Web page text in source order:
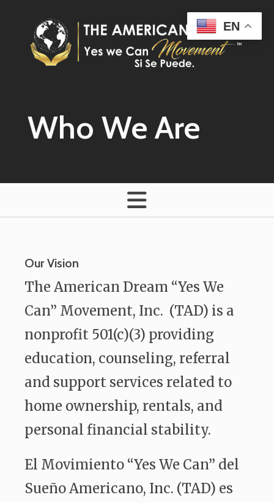
EN
Who We Are
Our Vision
The American Dream “Yes We
Can” Movement, Inc. (TAD) is a
nonprofit 501(c)(3) providing
education, counseling, referral
and support services related to
home ownership, rentals, and
personal financial stability.
El Movimiento “Yes We Can” del
Sueño Americano, Inc. (TAD) es